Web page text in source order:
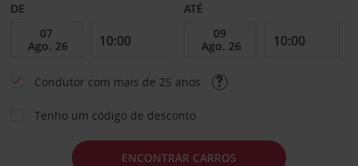
DE ATÉ
Condutor com mais de 25 anos
Tenho um código de desconto
ENCONTRAR CARROS